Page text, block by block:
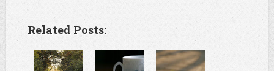
Related Posts: